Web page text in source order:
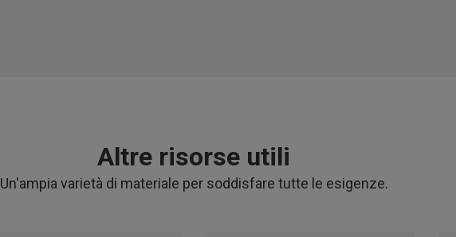
Altre risorse utili
Un'ampia varietà di materiale per soddisfare tutte le esigenze.